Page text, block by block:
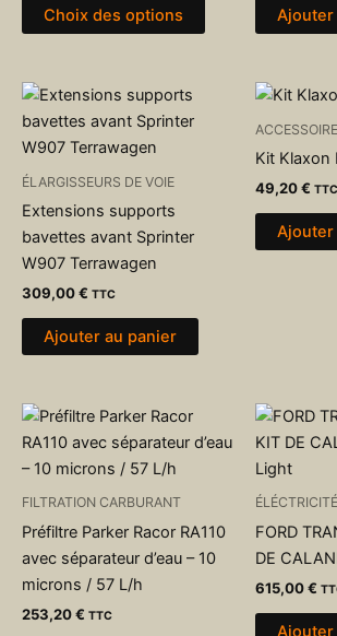
Choix des options
sur
produit
Ajouter
ÉLARGISSEURS DE VOIE
Extensions supports
bavettes avant Sprinter
W907 Terrawagen
309,00€ TTC
Ajouter au panier
Kit Klaxon
49,20€ TTC
Ajouter
FILTRATION CARBURANT
Préfiltre Parker Racor RA110
avec séparateur d’eau – 10
microns / 57 L/h
253,20€ TTC
ÉLÉCTRICITÉ
FORD
DE
615,00€
Ajouter